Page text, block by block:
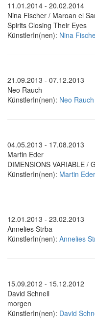
11.01.2014 - 20.02.2014
Nina Fischer / Maroan el
Spirits Closing Their Eyes
KünstlerIn(nen): Nina
21.09.2013 - 07.12.2013
Neo Rauch
KünstlerIn(nen): Neo Rauch
04.05.2013 - 17.08.2013
Martin Eder
DIMENSIONS VARIABLE /
KünstlerIn(nen): Martin Eder
12.01.2013 - 23.02.2013
Annelies Strba
KünstlerIn(nen): Annelies
15.09.2012 - 15.12.2012
David Schnell
morgen
KünstlerIn(nen): David